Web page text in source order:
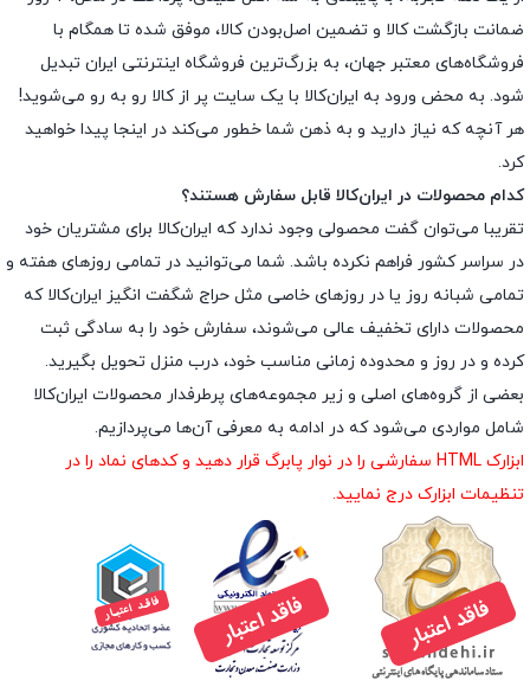
ضمانت بازگشت کالا و تضمین اصل‌بودن کالا، موفق شده تا همگام با
فروشگاه‌های معتبر جهان، به بزرگ‌ترین فروشگاه اینترنتی ایران تبدیل
شود. به محض ورود به ایران‌کالا با یک سایت پر از کالا رو به رو می‌شوید!
هر آنچه که نیاز دارید و به ذهن شما خطور می‌کند در اینجا پیدا خواهید
کرد.
کدام محصولات در ایران‌کالا قابل سفارش هستند؟
تقریبا می‌توان گفت محصولی وجود ندارد که ایران‌کالا برای مشتریان خود
در سراسر کشور فراهم نکرده باشد. شما می‌توانید در تمامی روزهای هفته و
تمامی شبانه روز یا در روزهای خاصی مثل حراج شگفت انگیز ایران‌کالا که
محصولات دارای تخفیف عالی می‌شوند، سفارش خود را به سادگی ثبت
کرده و در روز و محدوده زمانی مناسب خود، درب منزل تحویل بگیرید.
بعضی از گروه‌های اصلی و زیر مجموعه‌های پرطرفدار محصولات ایران‌کالا
شامل مواردی می‌شود که در ادامه به معرفی آن‌ها می‌پردازیم.
ابزارک HTML سفارشی را در نوار پابرگ قرار دهید و کدهای نماد را در
تنظیمات ابزارک درج نمایید.